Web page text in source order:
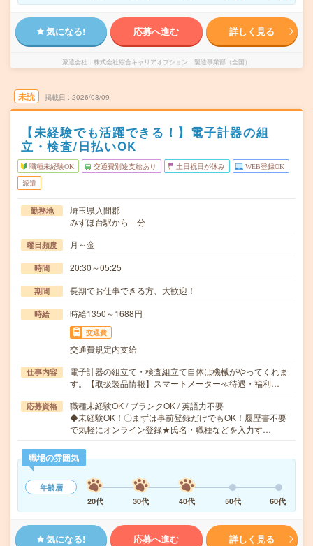
気になる! 応募へ進む 詳しく見る
派遣会社 株式会社綜合キャリアオプション 製造事業部（全国）
未読 掲載日 2026/08/09
【未経験でも活躍できる！】電子計器の組
立・検査/日払いOK
職種未経験OK 交通費別途支給あり 土日祝日が休み WEB登録OK
派遣
勤務地
埼玉県入間郡
みずほ台駅から---分
曜日頻度 月～金
時間 20:30～05:25
期間 長期でお仕事できる方、大歓迎！
時給 時給1350～1688円
交通費
交通費規定内支給
仕事内容
電子計器の組立て・検査組立て自体は機械がやってくれま
す。【取扱製品情報】スマートメーター≪待遇・福利…
応募資格
職種未経験OK / ブランクOK / 英語力不要
◆未経験OK！〇まずは事前登録だけでもOK！履歴書不要
で気軽にオンライン登録★氏名・職種などを入力す…
職場の雰囲気
年齢層
20代
30代 40代 50代 60代
気になる! 応募へ進む 詳しく見る